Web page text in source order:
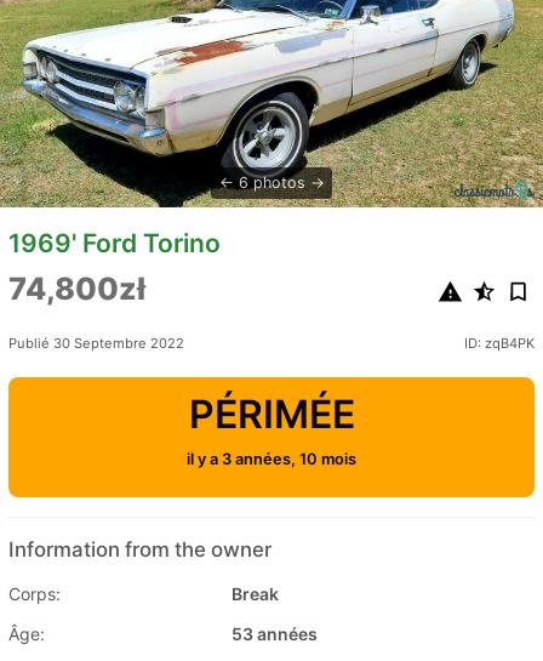
6 photos
1969' Ford Torino
74,800zł
Publié 30 Septembre 2022 ID: zqB4PK
PÉRIMÉE
il y a 3 années, 10 mois
Information from the owner
Corps:
Break
Âge:
53 années